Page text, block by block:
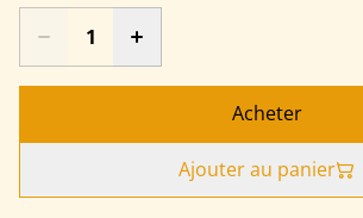
Acheter
Ajouter au panier